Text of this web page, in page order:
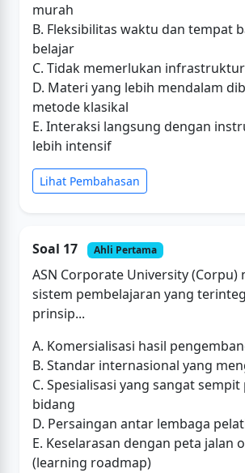
murah
B. Fleksibilitas waktu dan tempat
belajar
C. Tidak memerlukan
D. Materi yang lebih mendalam
metode klasikal
E. Interaksi langsung dengan
lebih intensif
Lihat Pembahasan
Soal 17 Ahli Pertama
ASN Corporate University (Corpu)
sistem pembelajaran yang
prinsip...
A. Komersialisasi hasil
B. Standar internasional yang
C. Spesialisasi yang sangat
bidang
D. Persaingan antar lembaga
E. Keselarasan dengan peta jalan
(learning roadmap)